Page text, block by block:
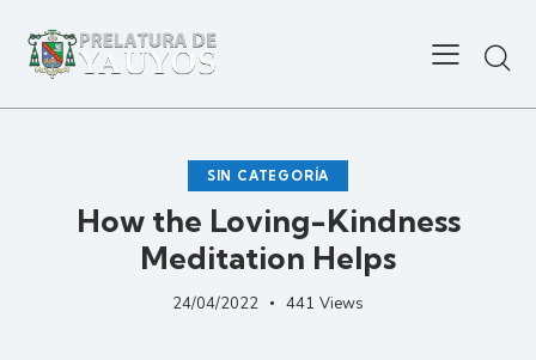
SIN CATEGORÍA
How the Loving-Kindness
Meditation Helps
24/04/2022 441 Views